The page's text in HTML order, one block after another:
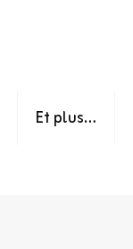
Et plus…